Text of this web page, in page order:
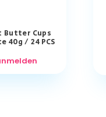
Butter Cups
40g / 24 PCS